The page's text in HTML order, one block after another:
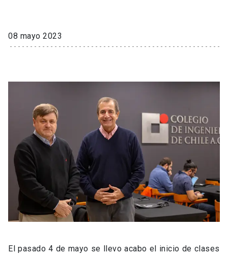
08 mayo 2023
El pasado 4 de mayo se llevo acabo el inicio de clases